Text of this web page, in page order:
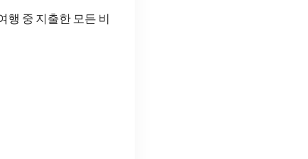
행 중 지출한 모든 비